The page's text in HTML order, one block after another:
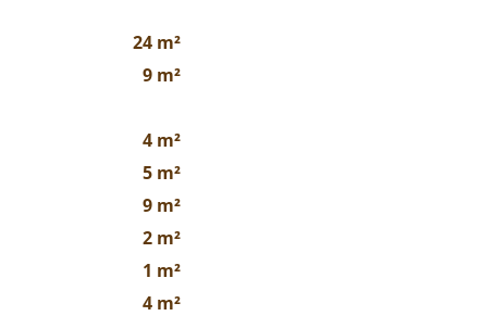
24 m²
9 m²
4 m²
5 m²
9 m²
2 m²
1 m²
4 m²